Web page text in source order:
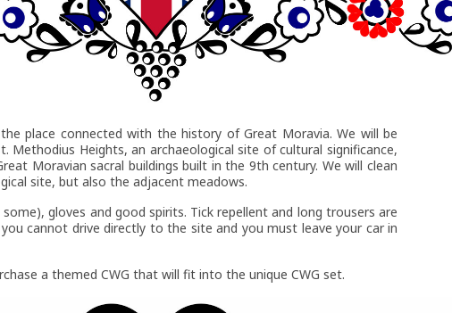
place connected with the history of Great Moravia. We will be
Methodius Heights, an archaeological site of cultural significance,
Moravian sacral buildings built in the 9th century. We will clean
site, but also the adjacent meadows.
gloves and good spirits. Tick repellent and long trousers are
cannot drive directly to the site and you must leave your car in
a themed CWG that will fit into the unique CWG set.